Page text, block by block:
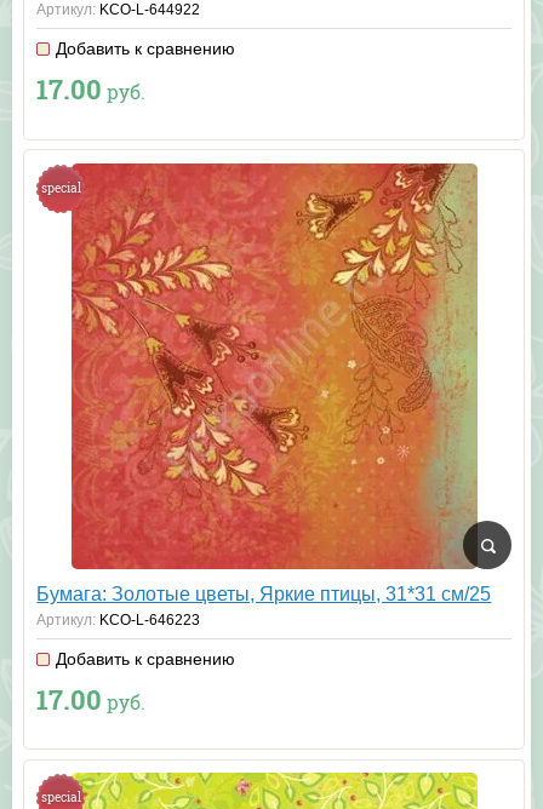
Артикул: KCO-L-644922
Добавить к сравнению
17.00 руб.
special
Бумага: Золотые цветы, Яркие птицы, 31*31 см/25
Артикул: KCO-L-646223
Добавить к сравнению
17.00 руб.
special